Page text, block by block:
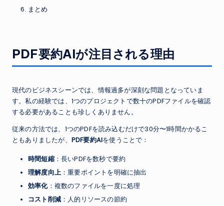
まとめ
PDF要約AIが注目される理由
現代のビジネスシーンでは、情報過多が深刻な問題となっていま
す。私の経験では、1つのプロジェクトで数十のPDFファイルを確認
する必要があることも珍しくありません。
従来の方法では、1つのPDFを読み込むだけで30分〜1時間かかるこ
ともありましたが、 PDF要約AIを使うことで：
時間短縮：長いPDFを数秒で要約
理解度向上 ：重要ポイントを明確に抽出
効率化：複数のファイルを一度に処理
コスト削減 ：人的リソースの節約